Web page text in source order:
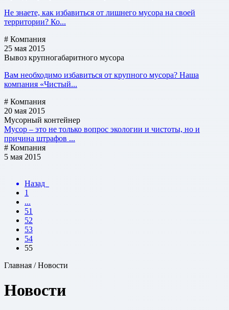
Не знаете, как избавиться от лишнего мусора на своей
территории? Ко...
# Компания
25 мая 2015
Вывоз крупногабаритного мусора
Вам необходимо избавиться от крупного мусора? Наша
компания «Чистый...
# Компания
20 мая 2015
Мусорный контейнер
Мусор – это не только вопрос экологии и чистоты, но и
причина штрафов ...
# Компания
5 мая 2015
Назад
1
...
51
52
53
54
55
Главная / Новости
Новости